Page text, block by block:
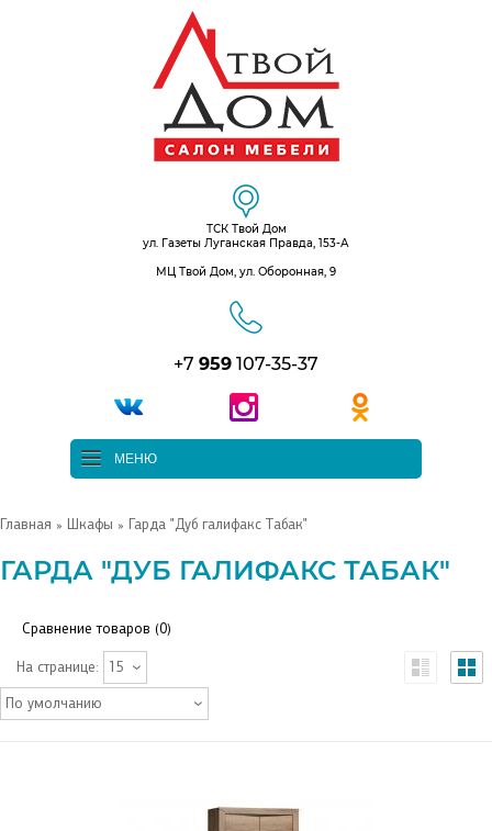
ТСК Твой Дом
ул. Газеты Луганская Правда, 153-А
МЦ Твой Дом, ул. Оборонная, 9
+7 959 107-35-37
МЕНЮ
Главная » Шкафы » Гарда "Дуб галифакс Табак"
ГАРДА "ДУБ ГАЛИФАКС ТАБАК"
Сравнение товаров (0)
На странице: 15
По умолчанию